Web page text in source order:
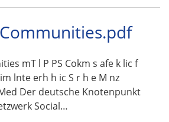
mT l P PS Cokm s afe k lic f
lnte erh h ic S r h e M nz
Der deutsche Knotenpunkt
Social…